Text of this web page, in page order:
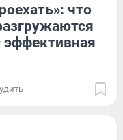
что
эффективная